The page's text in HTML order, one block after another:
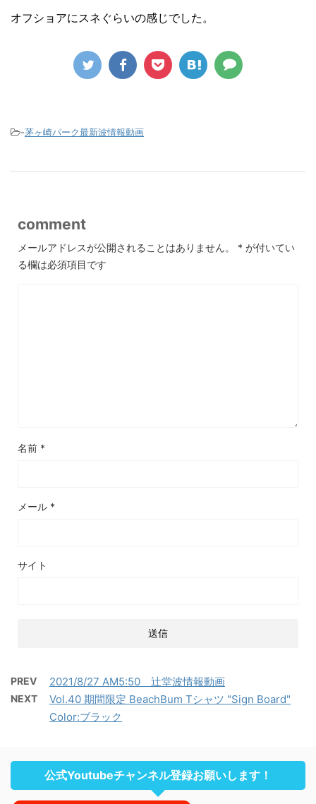
オフショアにスネぐらいの感じでした。
-茅ヶ崎パーク最新波情報動画
comment
メールアドレスが公開されることはありません。 * が付いてい
る欄は必須項目です
名前 *
メール *
サイト
PREV 2021/8/27 AM5:50 辻堂波情報動画
NEXT
Vol.40 期間限定 BeachBum Tシャツ "Sign Board"
Color:ブラック
公式Youtubeチャンネル登録お願いします！